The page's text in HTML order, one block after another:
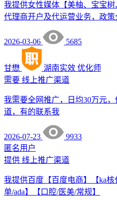
我提供女性媒体【美柚、宝宝
代理商开户及代运营业务，政策
2026-03-06 5685
甘懋 湖南实效 优化师
需要 线上推广渠道
我需要全网推广，日均30万元
道，有的联系我
2026-07-23
9933
匿名用户
提供 线上推广渠道
我提供百度【百度电商】【ka
单/ada】【口腔/医美/常规】